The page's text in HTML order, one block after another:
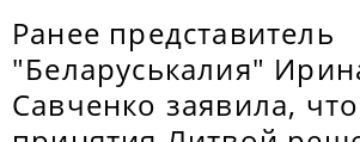
Ранее представитель
"Беларуськалия"
Савченко заявила,